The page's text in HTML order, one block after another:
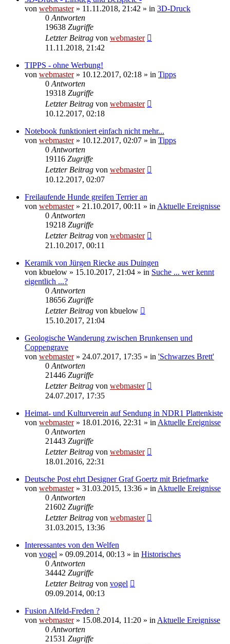
von webmaster» 11.11.2018, 21:42 » in 3D-Druck
0 Antworten
19638 Zugriffe
Letzter Beitrag von webmaster
11.11.2018, 21:42
TIPPS - ohne Werbung!
von webmaster» 10.12.2017, 02:18 » in Tipps
0 Antworten
19318 Zugriffe
Letzter Beitrag von webmaster
10.12.2017, 02:18
Notebook funktioniert einfach nicht mehr...
von webmaster» 10.12.2017, 02:07 » in Tipps
0 Antworten
19116 Zugriffe
Letzter Beitrag von webmaster
10.12.2017, 02:07
Freilaufende Hunde greifen Terrier an
von webmaster» 21.10.2017, 00:11 » in Aktuelle Ereignisse
0 Antworten
19218 Zugriffe
Letzter Beitrag von webmaster
21.10.2017, 00:11
Keramik von Jürgen Riecke aus Duingen
von kbuelow » 15.10.2017, 21:04 » in Suche ... wer kennt
eigentlich ...?
0 Antworten
18656 Zugriffe
Letzter Beitrag von kbuelow
15.10.2017, 21:04
Geologische Wanderung zwischen Brunkensen und
Coppengrave
von webmaster» 24.07.2017, 17:35 » in 'Schwarzes Brett'
0 Antworten
21446 Zugriffe
Letzter Beitrag von webmaster
24.07.2017, 17:35
Heimat- und Kulturverein auf Sendung in NDR1 Plattenkiste
von webmaster» 18.01.2016, 22:31 » in Aktuelle Ereignisse
0 Antworten
21443 Zugriffe
Letzter Beitrag von webmaster
18.01.2016, 22:31
Deutsche Post ehrt Designer Graf Goertz mit Briefmarke
von webmaster» 31.03.2015, 13:36 » in Aktuelle Ereignisse
0 Antworten
21602 Zugriffe
Letzter Beitrag von webmaster
31.03.2015, 13:36
Interessantes von den Welfen
von vogel » 09.09.2014, 00:13 » in Historisches
0 Antworten
34442 Zugriffe
Letzter Beitrag von vogel
09.09.2014, 00:13
Fusion Alfeld-Freden ?
von webmaster» 15.08.2014, 11:20 » in Aktuelle Ereignisse
0 Antworten
21531 Zugriffe